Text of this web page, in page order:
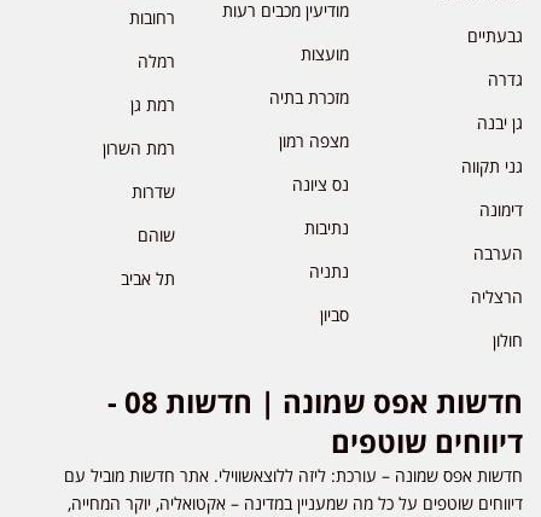
גבעתיים
גדרה
גן יבנה
גני תקווה
דימונה
הערבה
הרצליה
חולון
מודיעין מכבים רעות
מועצות
מזכרת בתיה
מצפה רמון
נס ציונה
נתיבות
נתניה
סביון
רחובות
רמלה
רמת גן
רמת השרון
שדרות
שוהם
תל אביב
חדשות אפס שמונה | חדשות 08 -
דיווחים שוטפים
חדשות אפס שמונה – עורכת: ליזה ללוצאשווילי. אתר חדשות מוביל עם
דיווחים שוטפים על כל מה שמעניין במדינה – אקטואליה, יוקר המחייה,